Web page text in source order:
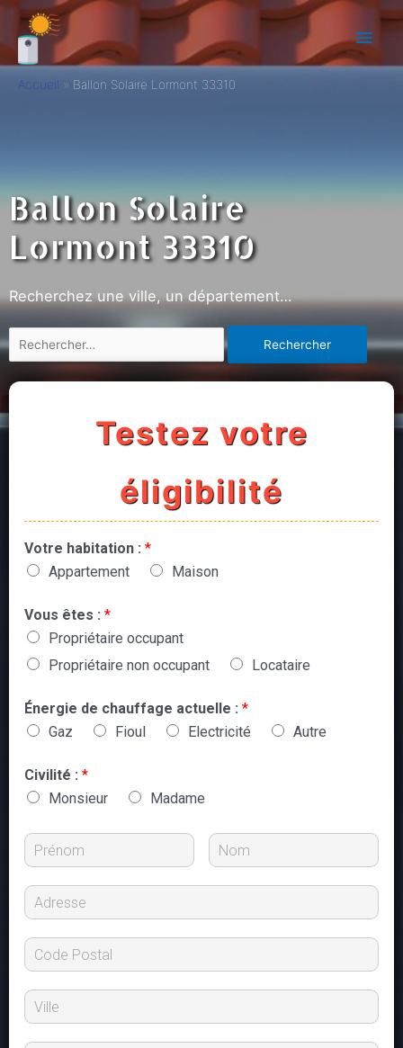
Accueil Ballon Solaire Lormont 33310
Ballon Solaire
Lormont 33310
Recherchez une ville, un département…
Testez votre
éligibilité
Votre habitation : *
Appartement
Maison
Vous êtes : *
Propriétaire occupant
Propriétaire non occupant
Locataire
Énergie de chauffage actuelle : *
Gaz
Fioul Electricité Autre
Civilité : *
Monsieur
Madame